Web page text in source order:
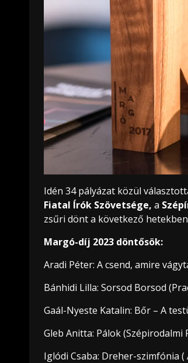
Idén 34 pályázat közül
Fiatal Írók Szövetsége, a
zsűri dönt a következő
Margó-díj 2023 döntősök:
Aradi Péter: A csend, amire
Bánhidi Lilla: Sorsod Borsod
Gaál-Nyeste Katalin: Bőr – A
Gleb Anitta: Pálok (Szépirodalmi
Iglódi Csaba: Dreher-szimfónia (